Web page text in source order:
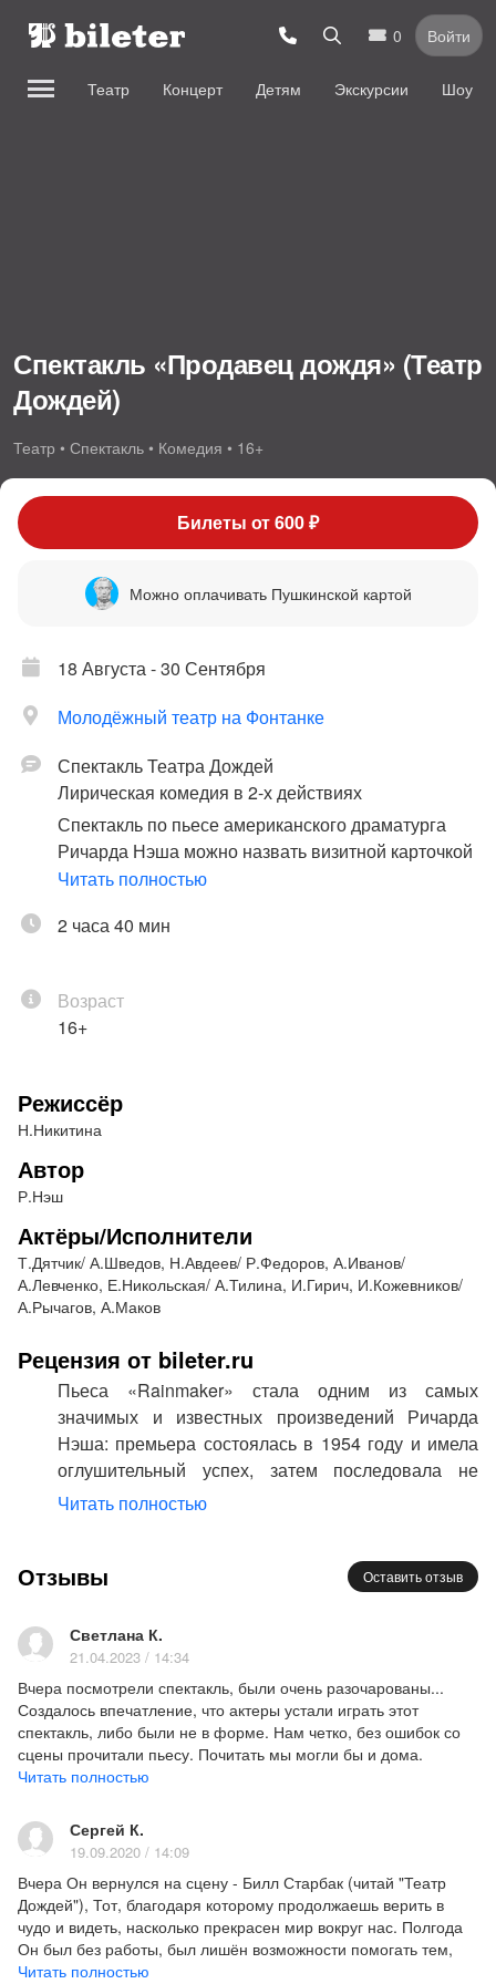
0 Войти
Театр Концерт Детям Экскурсии Шоу
Спектакль «Продавец дождя» (Театр
Дождей)
Театр • Спектакль • Комедия • 16+
Билеты от 600 ₽
Можно оплачивать Пушкинской картой
18 Августа - 30 Сентября
Молодёжный театр на Фонтанке
Спектакль Театра Дождей
Лирическая комедия в 2-х действиях
Спектакль по пьесе американского драматурга
Ричарда Нэша можно назвать визитной карточкой
театра. Герои этой лирической комедии, семья
тугой узел, который самим развязать уже не под
потрескавшаяся умирающая от жажды земля,
которой так необходим дождь...
Читать полностью
2 часа 40 мин
Возраст
16+
Режиссёр
Н.Никитина
Автор
Р.Нэш
Актёры/Исполнители
Т.Дятчик/ А.Шведов, Н.Авдеев/ Р.Федоров, А.Иванов/
А.Левченко, Е.Никольская/ А.Тилина, И.Гирич, И.Кожевников/
А.Рычагов, А.Маков
Рецензия от bileter.ru
Пьеса «Rainmaker» стала одним из самых
значимых и известных произведений Ричарда
Нэша: премьера состоялась в 1954 году и имела
оглушительный успех, затем последовала не
менее успешная экранизация. С тех пор интерес к
и российской: практически во всех крупных
Театра Дождей «Продавец дождя» - пример очень
удачной постановки хрестоматийной пьесы, тем
более, что в спектакле играют замечательные
артисты, а поставила его Наталья Никитина. Если
Вам хочется провести вечер интересно и со
смыслом, нужно лишь зайти в театральную кассу и
купить билеты на спектакль «Продавец дождя».
Если Вы смотрели фильм 1956-го года с Кэтрин
Хепберн и Бертоном Ланкастером, то сюжет Вам
наверняка хорошо знаком: фермерская семья
переживает жестокую засуху на своем ранчо –
нелегко приходится и людям, и животным. Но не
только засуха беспокоит старика Карри: его дочь
Читать полностью
Отзывы Оставить отзыв
Светлана К.
21.04.2023 / 14:34
Вчера посмотрели спектакль, были очень разочарованы...
Создалось впечатление, что актеры устали играть этот
спектакль, либо были не в форме. Нам четко, без ошибок со
сцены прочитали пьесу. Почитать мы могли бы и дома.
Комедийного в спектакле замечено не было. Грустно, скучно,
Читать полностью
Сергей К.
19.09.2020 / 14:09
Вчера Он вернулся на сцену - Билл Старбак (читай "Театр
Дождей"), Тот, благодаря которому продолжаешь верить в
чудо и видеть, насколько прекрасен мир вокруг нас. Полгода
Он был без работы, был лишён возможности помогать тем,
кто так в нём нуждается. Но есть вещи неизбежные, и Дождь
Читать полностью